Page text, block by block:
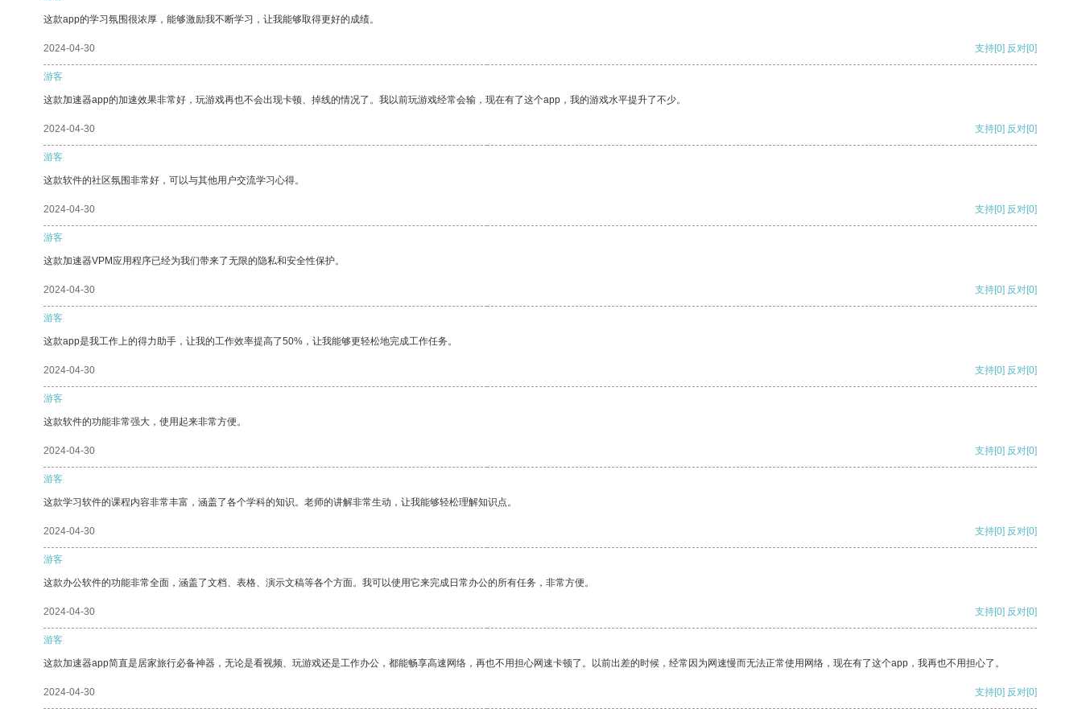
这款app的学习氛围很浓厚，能够激励我不断学习，让我能够取得更好的成绩。
2024-04-30 支持[0] 反对[0]
游客
这款加速器app的加速效果非常好，玩游戏再也不会出现卡顿、掉线的情况了。我以前玩游戏经常会输，现在有了这个app，我的游戏水平提升了不少。
2024-04-30 支持[0] 反对[0]
游客
这款软件的社区氛围非常好，可以与其他用户交流学习心得。
2024-04-30 支持[0] 反对[0]
游客
这款加速器VPM应用程序已经为我们带来了无限的隐私和安全性保护。
2024-04-30 支持[0] 反对[0]
游客
这款app是我工作上的得力助手，让我的工作效率提高了50%，让我能够更轻松地完成工作任务。
2024-04-30 支持[0] 反对[0]
游客
这款软件的功能非常强大，使用起来非常方便。
2024-04-30 支持[0] 反对[0]
游客
这款学习软件的课程内容非常丰富，涵盖了各个学科的知识。老师的讲解非常生动，让我能够轻松理解知识点。
2024-04-30 支持[0] 反对[0]
游客
这款办公软件的功能非常全面，涵盖了文档、表格、演示文稿等各个方面。我可以使用它来完成日常办公的所有任务，非常方便。
2024-04-30 支持[0] 反对[0]
游客
这款加速器app简直是居家旅行必备神器，无论是看视频、玩游戏还是工作办公，都能畅享高速网络，再也不用担心网速卡顿了。以前出差的时候，经常因为网速慢而无法正常使用网络，现在有了这个app，我再也不用担心了。
2024-04-30 支持[0] 反对[0]